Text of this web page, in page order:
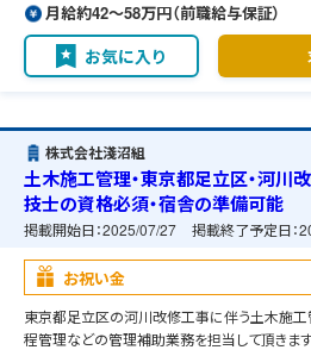
月給約42〜58万円（前職給与保証）
お気に入り
株式会社淺沼組
土木施工管理・東京都足立区・河川
技士の資格必須・宿舎の準備可能
掲載開始日：2025/07/27 掲載終了予定日：
お祝い金
東京都足立区の河川改修工事に伴う土木施工
程管理などの管理補助業務を担当して頂きま